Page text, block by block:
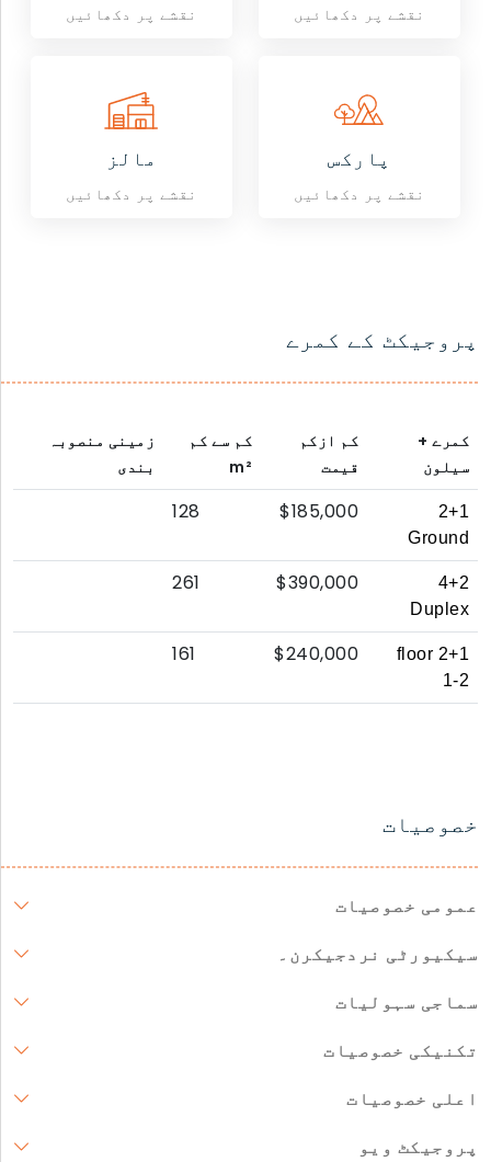
نقشے پر دکھائیں نقشے پر دکھائیں
مالز
نقشے پر دکھائیں
پارکس
نقشے پر دکھائیں
پروجیکٹ کے کمرے
کمرے +
سیلون
کم ازکم
قیمت
کم سے کم
m²
زمینی منصوبہ
بندی
2+1
Ground
$185,000
128
4+2
Duplex
$390,000
261
2+1 floor
1-2
$240,000
161
خصوصیات
عمومی خصوصیات
سیکیورٹی نردجیکرن۔
سماجی سہولیات
تکنیکی خصوصیات
اعلی خصوصیات
پروجیکٹ ویو